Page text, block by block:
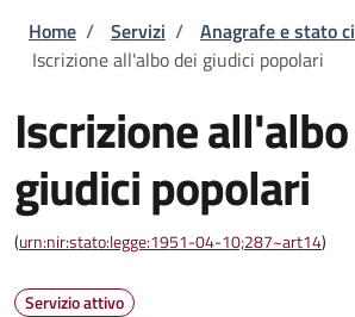
Briciole di pane
Home / Servizi / Anagrafe e stato
Iscrizione all'albo dei giudici popolari
Iscrizione
giudici popolari
(urn:nir:stato:legge:1951-04-10;287~art14)
Servizio attivo